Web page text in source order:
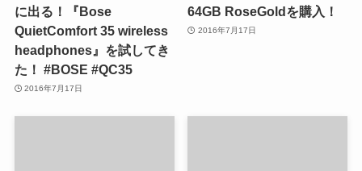
に出る！『Bose
QuietComfort 35 wireless
headphones』を試してき
た！ #BOSE #QC35
2016年7月17日
64GB RoseGoldを購入！
2016年7月17日